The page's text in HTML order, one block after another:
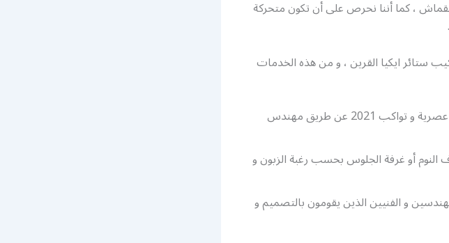
، كما أننا نحرص على أن تكون متحركة
ستائر ايكيا القرين ، و من هذه الخدمات
تأمين أجود أنواع قماش الستائر ، و تصميمه بطريقة عصرية و تواكب 2021 عن طريق مهندس
أو غرفة الجلوس بحسب رغبة الزبون و
و الفنيين الذين يقومون بالتصميم و